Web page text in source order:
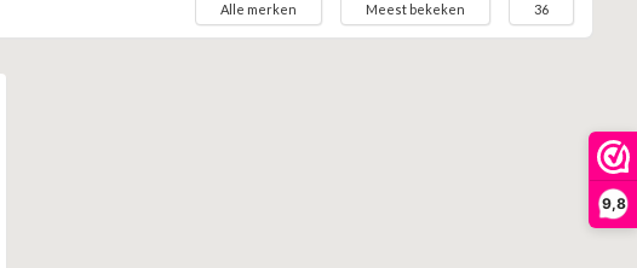
9,8
Alle merken Meest bekeken 36